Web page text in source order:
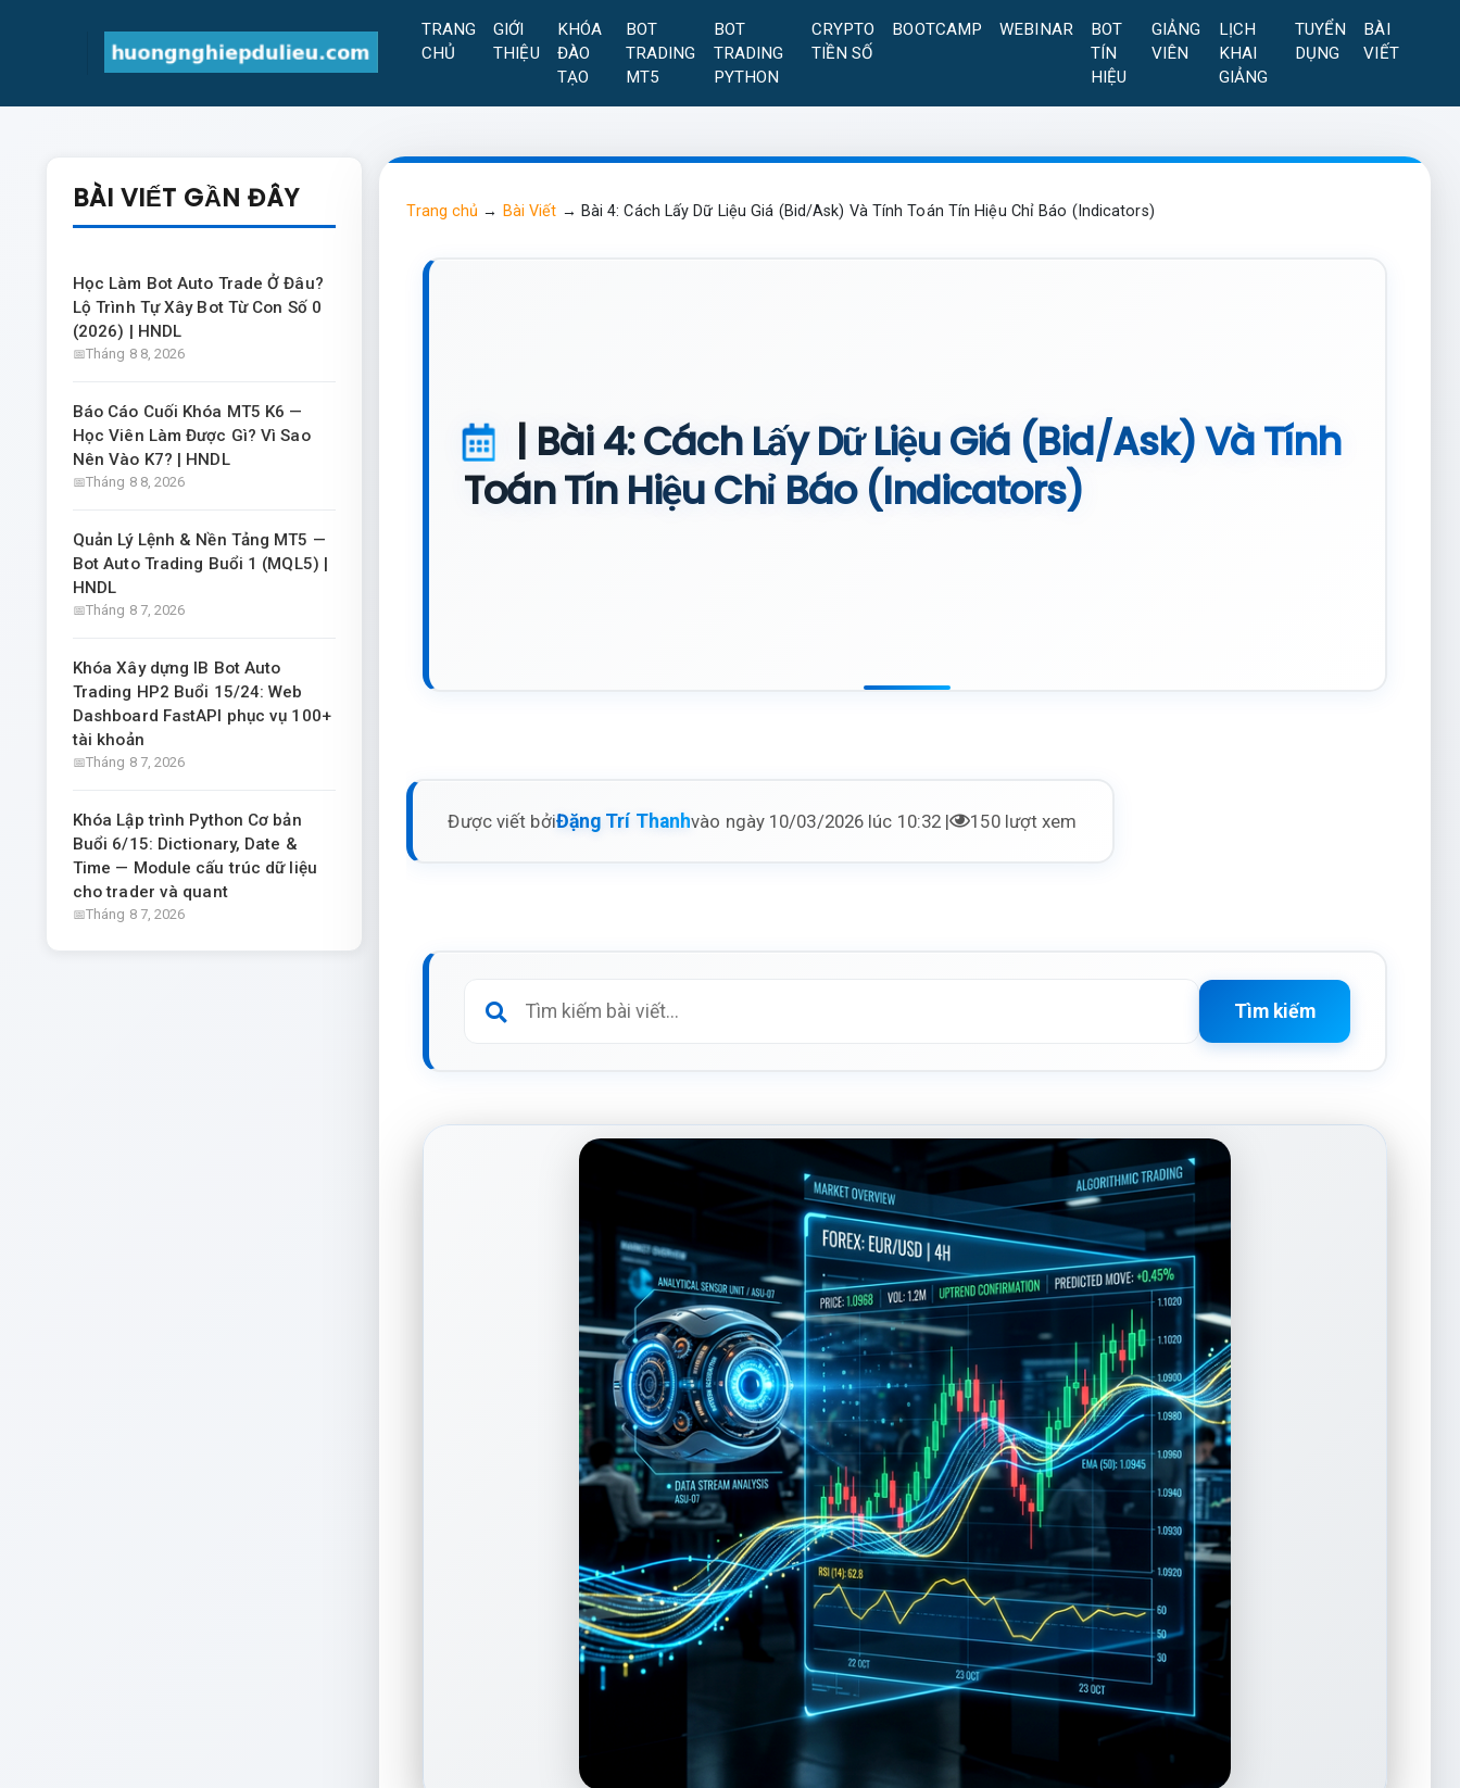
TRANG
CHỦ
GIỚI
THIỆU
KHÓA
ĐÀO
TẠO
BOT
TRADING
MT5
BOT
TRADING
PYTHON
CRYPTO
TIỀN SỐ
BOOTCAMP WEBINAR
BOT
TÍN
HIỆU
GIẢNG
VIÊN
LỊCH
KHAI
GIẢNG
TUYỂN
DỤNG
BÀI
VIẾT
BÀI VIẾT GẦN ĐÂY
Học Làm Bot Auto Trade Ở Đâu?
Lộ Trình Tự Xây Bot Từ Con Số 0
(2026) | HNDL
Tháng 8 8, 2026
Báo Cáo Cuối Khóa MT5 K6 —
Học Viên Làm Được Gì? Vì Sao
Nên Vào K7? | HNDL
Tháng 8 8, 2026
Quản Lý Lệnh & Nền Tảng MT5 —
Bot Auto Trading Buổi 1 (MQL5) |
HNDL
Tháng 8 7, 2026
Khóa Xây dựng IB Bot Auto
Trading HP2 Buổi 15/24: Web
Dashboard FastAPI phục vụ 100+
tài khoản
Tháng 8 7, 2026
Khóa Lập trình Python Cơ bản
Buổi 6/15: Dictionary, Date &
Time — Module cấu trúc dữ liệu
cho trader và quant
Tháng 8 7, 2026
Trang chủ → Bài Viết → Bài 4: Cách Lấy Dữ Liệu Giá (Bid/Ask) Và Tính Toán Tín Hiệu Chỉ Báo (Indicators)
| Bài 4: Cách Lấy Dữ Liệu Giá (Bid/Ask) Và Tính
Toán Tín Hiệu Chỉ Báo (Indicators)
Được viết bởiĐặng Trí Thanhvào ngày 10/03/2026 lúc 10:32 | 150 lượt xem
Tìm kiếm